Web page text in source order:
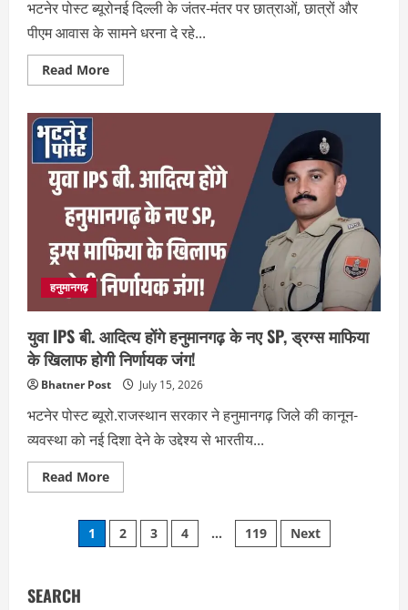
भटनेर पोस्ट ब्यूरोनई दिल्ली के जंतर-मंतर पर छात्राओं, छात्रों और
पीएम आवास के सामने धरना दे रहे...
Read MoreRead
more
कांग्रेस
का
वरिष्ठ
नेताओं
की
दूरी
बनी
चर्चा
हनुमानगढ़
युवा IPS बी. आदित्य होंगे हनुमानगढ़ के नए SP, ड्रग्स माफिया
के खिलाफ होगी निर्णायक जंग!
Bhatner Post July 15, 2026
भटनेर पोस्ट ब्यूरो.राजस्थान सरकार ने हनुमानगढ़ जिले की कानून-
व्यवस्था को नई दिशा देने के उद्देश्य से भारतीय...
Read MoreRead
more
IPS
बी.
आदित्य
Posts
1 2 3 4 … 119 Next
SEARCH